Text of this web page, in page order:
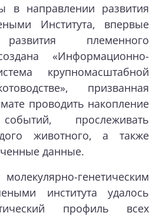
в направлении развития
Института, впервые
племенного
«Информационно-
крупномасштабной
призванная
проводить накопление
прослеживать
животного, а также
данные.
генетическим
института удалось
профиль всех